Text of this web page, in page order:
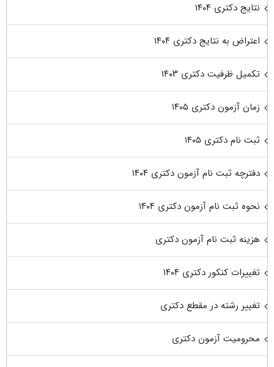
نتایج دکتری ۱۴۰۴
اعتراض به نتایج دکتری ۱۴۰۴
تکمیل ظرفیت دکتری ۱۴۰۳
زمان آزمون دکتری ۱۴۰۵
ثبت نام دکتری ۱۴۰۵
دفترچه ثبت نام آزمون دکتری ۱۴۰۴
نحوه ثبت نام آزمون دکتری ۱۴۰۴
هزینه ثبت نام آزمون دکتری
تغییرات کنکور دکتری ۱۴۰۴
تغییر رشته در مقطع دکتری
محرومیت آزمون دکتری